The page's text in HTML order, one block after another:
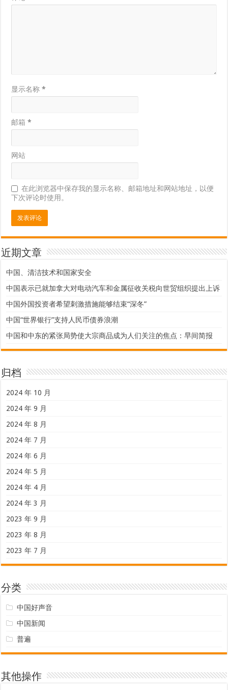
显示名称*
邮箱*
网站
在此浏览器中保存我的显示名称、邮箱地址和网站地址，以便
下次评论时使用。
近期文章
中国、清洁技术和国家安全
中国表示已就加拿大对电动汽车和金属征收关税向世贸组织提出上诉
中国外国投资者希望刺激措施能够结束“深冬”
中国“世界银行”支持人民币债券浪潮
中国和中东的紧张局势使大宗商品成为人们关注的焦点：早间简报
归档
2024 年 10 月
2024 年 9 月
2024 年 8 月
2024 年 7 月
2024 年 6 月
2024 年 5 月
2024 年 4 月
2024 年 3 月
2023 年 9 月
2023 年 8 月
2023 年 7 月
分类
中国好声音
中国新闻
普遍
其他操作